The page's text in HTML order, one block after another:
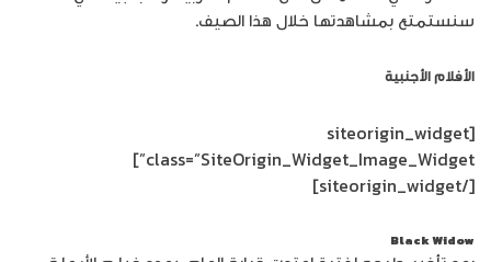
سنستمتع بمشاهدتها خلال هذا الصيف.
الأفلام الأجنبية
[siteorigin_widget
class=”SiteOrigin_Widget_Image_Widget”]
[/siteorigin_widget]
Black Widow